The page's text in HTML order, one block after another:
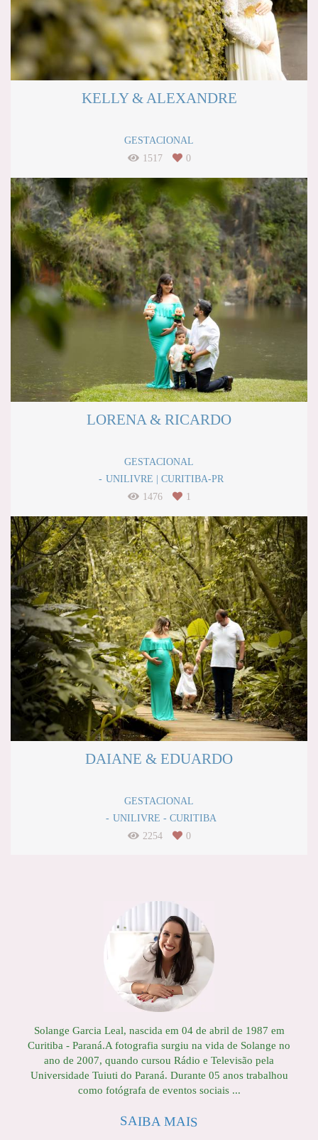
KELLY & ALEXANDRE
GESTACIONAL
1517
0
LORENA & RICARDO
GESTACIONAL
UNILIVRE | CURITIBA-PR
1476
1
DAIANE & EDUARDO
GESTACIONAL
UNILIVRE - CURITIBA
2254
0
Solange Garcia Leal, nascida em 04 de abril de 1987 em
Curitiba - Paraná.A fotografia surgiu na vida de Solange no
ano de 2007, quando cursou Rádio e Televisão pela
Universidade Tuiuti do Paraná. Durante 05 anos trabalhou
como fotógrafa de eventos sociais ...
SAIBA MAIS